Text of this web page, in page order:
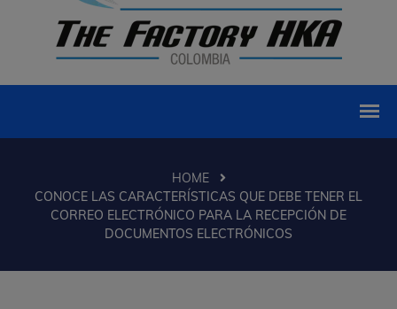
HOME
CONOCE LAS CARACTERÍSTICAS QUE DEBE TENER EL
CORREO ELECTRÓNICO PARA LA RECEPCIÓN DE
DOCUMENTOS ELECTRÓNICOS